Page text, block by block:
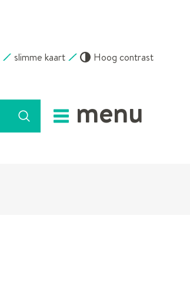
slimme kaart Hoog contrast
Zoeken menu